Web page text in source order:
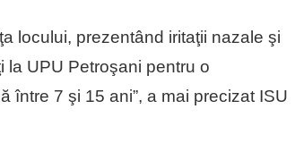
locului, prezentând iritaţii nazale şi
la UPU Petroşani pentru o
între 7 şi 15 ani”, a mai precizat ISU